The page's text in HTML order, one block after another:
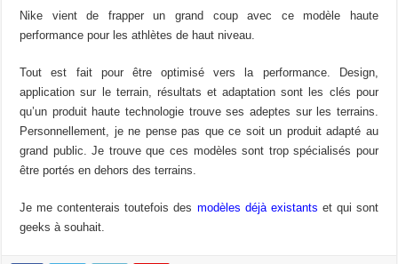
Nike vient de frapper un grand coup avec ce modèle haute
performance pour les athlètes de haut niveau.
Tout est fait pour être optimisé vers la performance. Design,
application sur le terrain, résultats et adaptation sont les clés pour
qu’un produit haute technologie trouve ses adeptes sur les terrains.
Personnellement, je ne pense pas que ce soit un produit adapté au
grand public. Je trouve que ces modèles sont trop spécialisés pour
être portés en dehors des terrains.
Je me contenterais toutefois des modèles déjà existants et qui sont
geeks à souhait.